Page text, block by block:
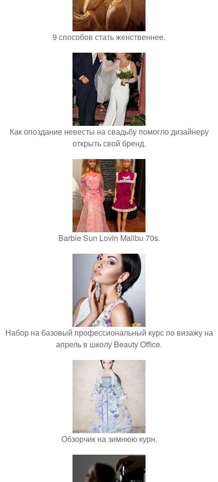
9 способов стать женственнее.
Как опоздание невесты на свадьбу помогло дизайнеру
открыть свой бренд.
Barbie Sun Lovin Malibu 70s.
Набор на базовый профессиональный курс по визажу на
апрель в школу Beauty Office.
Обзорчик на зимнюю курн.